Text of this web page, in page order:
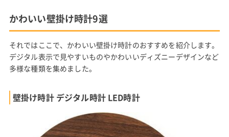
かわいい壁掛け時計9選
それではここで、かわいい壁掛け時計のおすすめを紹介します。
デジタル表示で見やすいものやかわいいディズニーデザインなど
多様な種類を集めました。
壁掛け時計 デジタル時計 LED時計